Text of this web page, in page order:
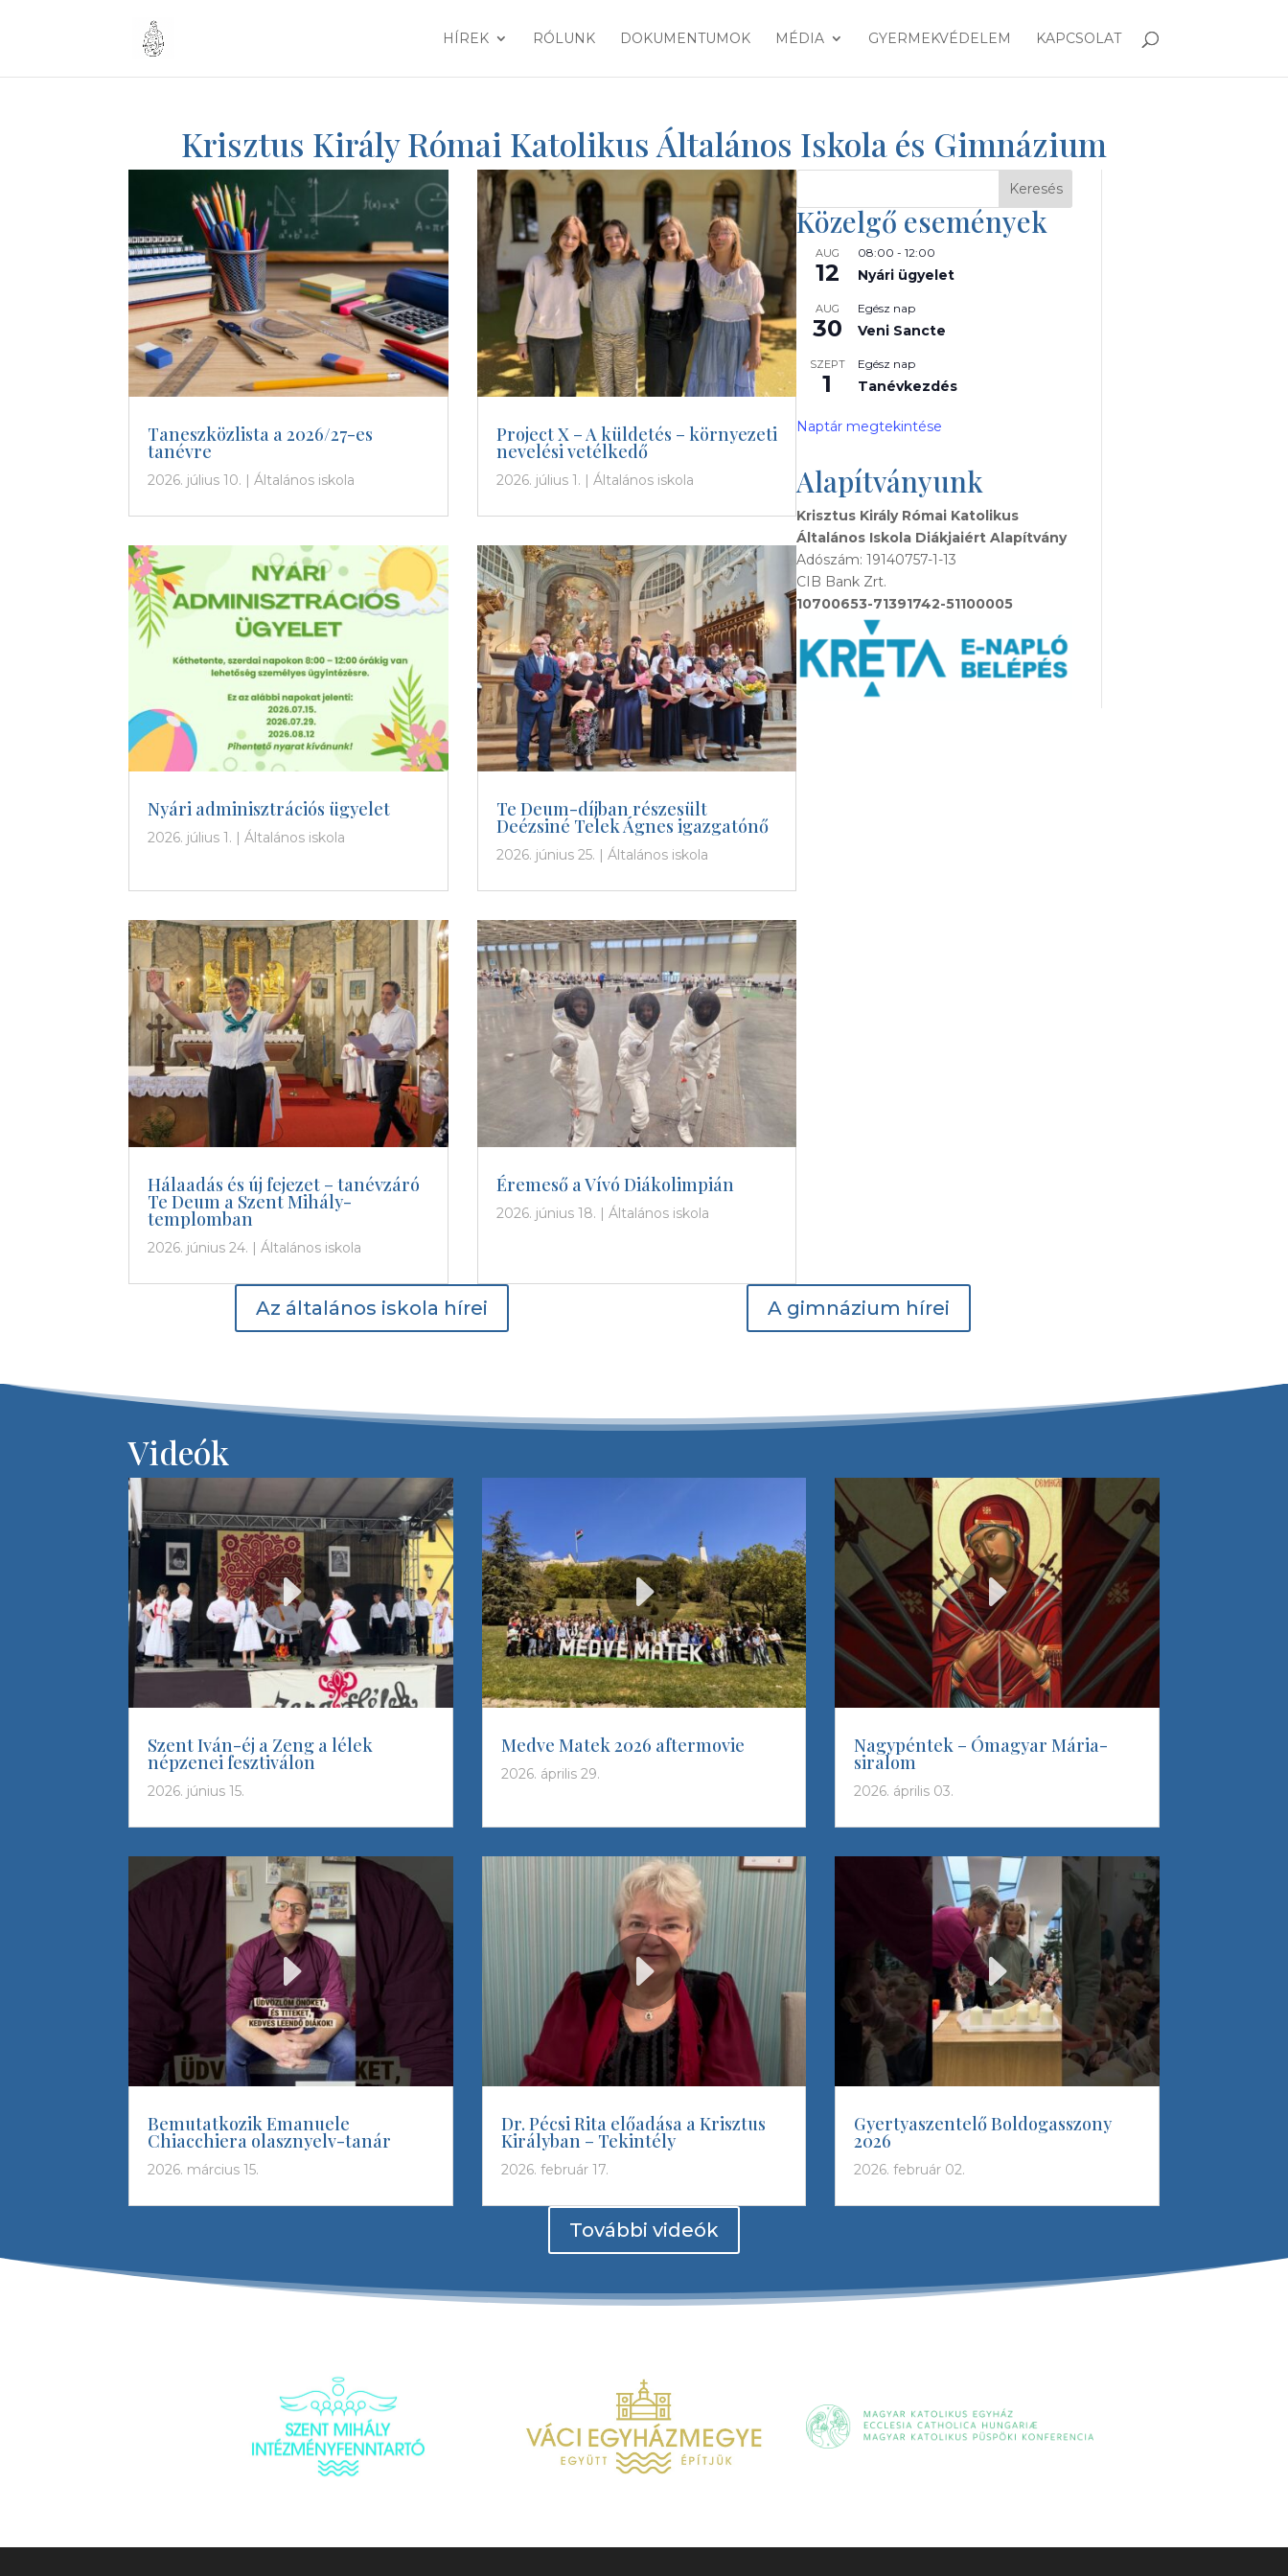
HÍREK RÓLUNK DOKUMENTUMOK MÉDIA GYERMEKVÉDELEM KAPCSOLAT
Krisztus Király Római Katolikus Általános Iskola és Gimnázium
Taneszközlista a 2026/27-es
tanévre
2026. július 10. |Általános iskola
Project X – A küldetés – környezeti
nevelési vetélkedő
2026. július 1. | Általános iskola
Nyári adminisztrációs ügyelet
2026. július 1. |Általános iskola
Te Deum-díjban részesült
Deézsiné Telek Ágnes igazgatónő
2026. június 25. Általános iskola
Hálaadás és új fejezet – tanévzáró
Te Deum a Szent Mihály-
templomban
2026. június 24. |Általános iskola
Éremeső a Vívó Diákolimpián
2026. június 18. | Általános iskola
Keresés
Közelgő események
AUG
12
08:00 -12:00
Nyári ügyelet
AUG
30
Egész nap
Veni Sancte
SZEPT
1
Egész nap
Tanévkezdés
Naptár megtekintése
Alapítványunk
Krisztus Király Római Katolikus
Általános Iskola Diákjaiért Alapítvány
Adószám: 19140757-1-13
CIB Bank Zrt.
10700653-71391742-51100005
Az általános iskola hírei A gimnázium hírei
Videók
Szent Iván-éj a Zeng a lélek
népzenei fesztiválon
2026. június 15.
Medve Matek 2026 aftermovie
2026. április 29.
Nagypéntek – Ómagyar Mária-
siralom
2026. április 03.
Bemutatkozik Emanuele
Chiacchiera olasznyelv-tanár
2026. március 15.
Dr. Pécsi Rita előadása a Krisztus
Királyban – Tekintély
2026. február 17.
Gyertyaszentelő Boldogasszony
2026
2026. február 02.
További videók